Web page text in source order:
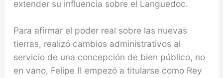
ex­tender su influencia sobre el Languedoc.
Para afirmar el poder real sobre las nuevas
tierras, realizó cambios administrativos al
servicio de una concepción de bien público, no
en vano, Felipe II empezó a titularse como Rey